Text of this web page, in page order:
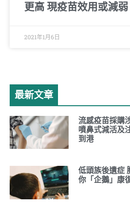
更高 現疫苗效用或減弱
2021年1月6日
最新文章
流感疫苗採購
噴鼻式減活及
到港
低頭族後遺症
你「企鵝」康